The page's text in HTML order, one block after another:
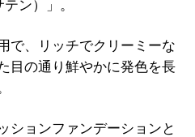
ン）」。
で、リッチでクリーミーな
目の通り鮮やかに発色を長
ションファンデーションと